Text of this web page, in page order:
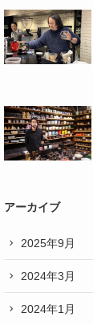
アーカイブ
2025年9月
2024年3月
2024年1月